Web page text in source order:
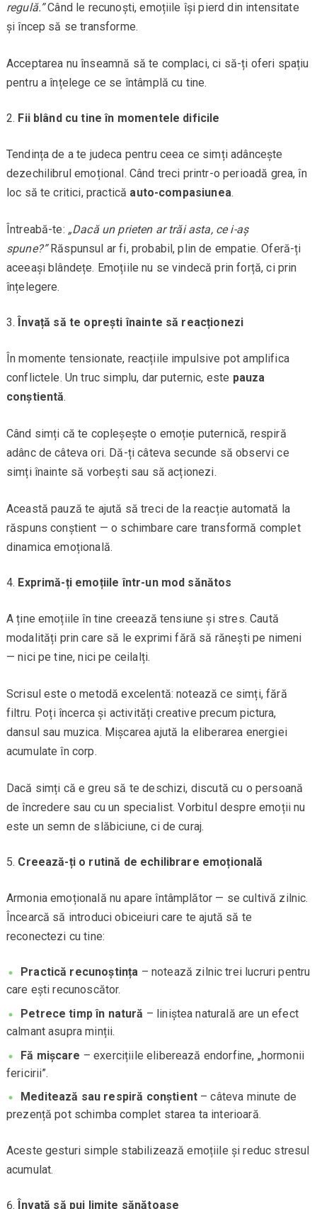
regulă.”Când le recunoști, emoțiile își pierd din intensitate
și încep să se transforme.
Acceptarea nu înseamnă să te complaci, ci să-ți oferi spațiu
pentru a înțelege ce se întâmplă cu tine.
Fii blând cu tine în momentele dificile
Tendința de a te judeca pentru ceea ce simți adâncește
dezechilibrul emoțional. Când treci printr-o perioadă grea, în
loc să te critici, practică auto-compasiunea.
Întreabă-te: „Dacă un prieten ar trăi asta, ce i-aș
spune?”Răspunsul ar fi, probabil, plin de empatie. Oferă-ți
aceeași blândețe. Emoțiile nu se vindecă prin forță, ci prin
înțelegere.
Învață să te oprești înainte să reacționezi
În momente tensionate, reacțiile impulsive pot amplifica
conflictele. Un truc simplu, dar puternic, este pauza
conștientă.
Când simți că te copleșește o emoție puternică, respiră
adânc de câteva ori. Dă-ți câteva secunde să observi ce
simți înainte să vorbești sau să acționezi.
Această pauză te ajută să treci de la reacție automată la
răspuns conștient — o schimbare care transformă complet
dinamica emoțională.
Exprimă-ți emoțiile într-un mod sănătos
A ține emoțiile în tine creează tensiune și stres. Caută
modalități prin care să le exprimi fără să rănești pe nimeni
— nici pe tine, nici pe ceilalți.
Scrisul este o metodă excelentă: notează ce simți, fără
filtru. Poți încerca și activități creative precum pictura,
dansul sau muzica. Mișcarea ajută la eliberarea energiei
acumulate în corp.
Dacă simți că e greu să te deschizi, discută cu o persoană
de încredere sau cu un specialist. Vorbitul despre emoții nu
este un semn de slăbiciune, ci de curaj.
Creează-ți o rutină de echilibrare emoțională
Armonia emoțională nu apare întâmplător — se cultivă zilnic.
Încearcă să introduci obiceiuri care te ajută să te
reconectezi cu tine:
Practică recunoștința – notează zilnic trei lucruri pentru
care ești recunoscător.
Petrece timp în natură – liniștea naturală are un efect
calmant asupra minții.
Fă mișcare – exercițiile eliberează endorfine, „hormonii
fericirii”.
Meditează sau respiră conștient – câteva minute de
prezență pot schimba complet starea ta interioară.
Aceste gesturi simple stabilizează emoțiile și reduc stresul
acumulat.
Învață să pui limite sănătoase